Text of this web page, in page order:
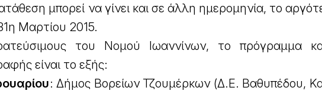
μπορεί να γίνει και σε άλλη ημερομηνία, το
Μαρτίου 2015.
του Νομού Ιωαννίνων, το πρόγραμμα
είναι το εξής:
: Δήμος Βορείων Τζουμέρκων (Δ.Ε. Βαθυπέδου,